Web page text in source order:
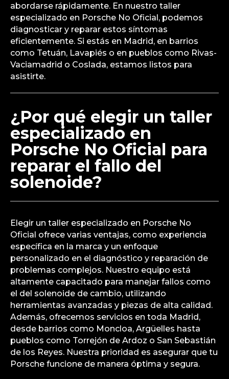
abordarse rápidamente. En nuestro taller
especializado en Porsche No Oficial, podemos
diagnosticar y reparar estos síntomas
eficientemente. Si estás en Madrid, en barrios
como Tetuán, Lavapiés o en pueblos como Rivas-
Vaciamadrid o Coslada, estamos listos para
asistirte.
¿Por qué elegir un taller
especializado en
Porsche No Oficial para
reparar el fallo del
solenoide?
Elegir un taller especializado en Porsche No
Oficial ofrece varias ventajas, como experiencia
específica en la marca y un enfoque
personalizado en el diagnóstico y reparación de
problemas complejos. Nuestro equipo está
altamente capacitado para manejar fallos como
el del solenoide de cambio, utilizando
herramientas avanzadas y piezas de alta calidad.
Además, ofrecemos servicios en toda Madrid,
desde barrios como Moncloa, Argüelles hasta
pueblos como Torrejón de Ardoz o San Sebastián
de los Reyes. Nuestra prioridad es asegurar que tu
Porsche funcione de manera óptima y segura.